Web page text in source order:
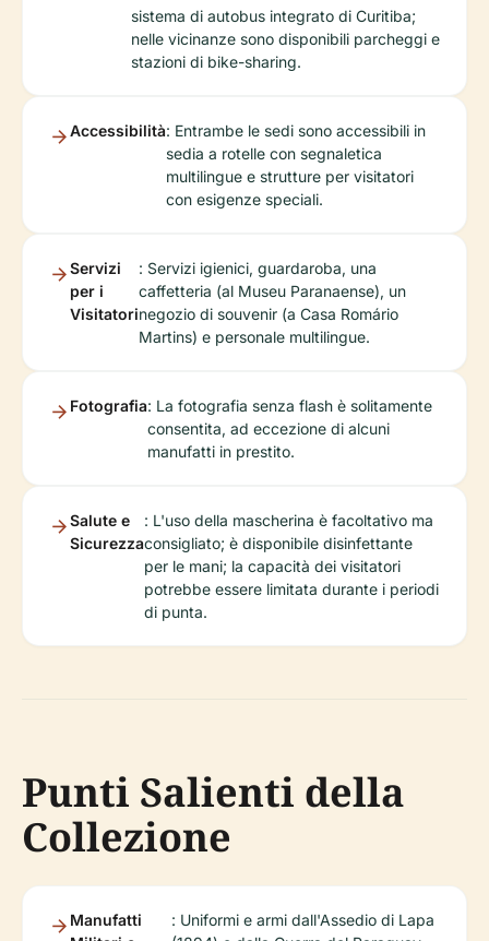
sistema di autobus integrato di Curitiba;
nelle vicinanze sono disponibili parcheggi e
stazioni di bike-sharing.
Accessibilità: Entrambe le sedi sono accessibili in
sedia a rotelle con segnaletica
multilingue e strutture per visitatori
con esigenze speciali.
Servizi
per i
Visitatori
: Servizi igienici, guardaroba, una
caffetteria (al Museu Paranaense), un
negozio di souvenir (a Casa Romário
Martins) e personale multilingue.
Fotografia: La fotografia senza flash è solitamente
consentita, ad eccezione di alcuni
manufatti in prestito.
Salute e
Sicurezza
: L'uso della mascherina è facoltativo ma
consigliato; è disponibile disinfettante
per le mani; la capacità dei visitatori
potrebbe essere limitata durante i periodi
di punta.
Punti Salienti della
Collezione
Manufatti
: Uniformi e armi dall'Assedio di Lapa